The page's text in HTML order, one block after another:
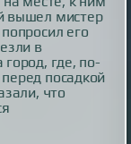
вышел мистер
его
в
где, по-
посадкой
что